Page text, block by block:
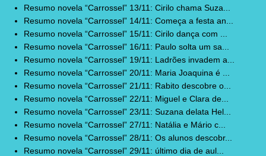
Resumo novela “Carrossel” 13/11: Cirilo chama Suza...
Resumo novela “Carrossel” 14/11: Começa a festa an...
Resumo novela “Carrossel” 15/11: Cirilo dança com ...
Resumo novela “Carrossel” 16/11: Paulo solta um sa...
Resumo novela “Carrossel” 19/11: Ladrões invadem a...
Resumo novela “Carrossel” 20/11: Maria Joaquina é ...
Resumo novela “Carrossel” 21/11: Rabito descobre o...
Resumo novela “Carrossel” 22/11: Miguel e Clara de...
Resumo novela “Carrossel” 23/11: Suzana delata Hel...
Resumo novela “Carrossel” 27/11: Natália e Mário c...
Resumo novela “Carrossel” 28/11: Os alunos descobr...
Resumo novela “Carrossel” 29/11: último dia de aul...